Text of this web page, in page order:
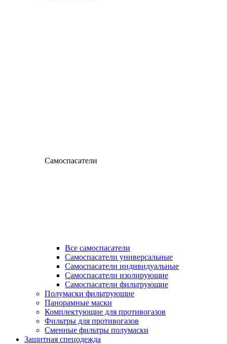
Самоспасатели
Все самоспасатели
Самоспасатели универсальные
Самоспасатели индивидуальные
Самоспасатели изолирующие
Самоспасатели фильтрующие
Полумаски фильтрующие
Панорамные маски
Комплектующие для противогазов
Фильтры для противогазов
Сменные фильтры полумаски
Защитная спецодежда